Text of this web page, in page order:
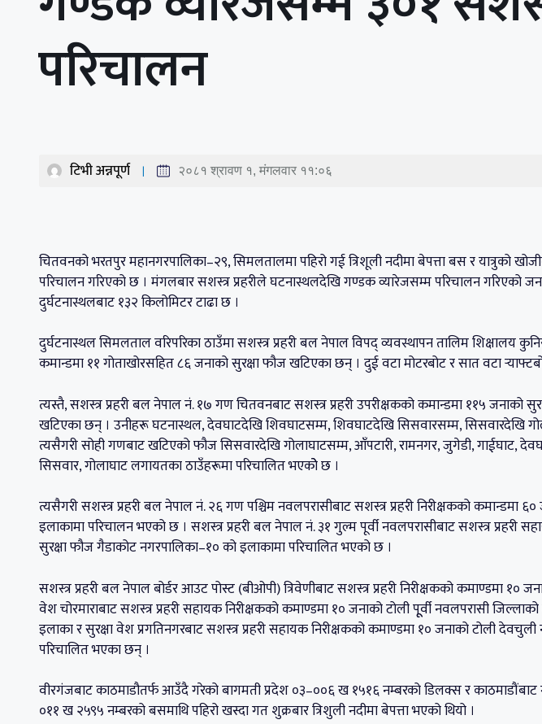
परिचालन
टिभी अन्नपूर्ण २०८१ श्रावण १, मंगलवार ११:०६
चितवनको भरतपुर महानगरपालिका–२९, सिमलतालमा पहिरो गई त्रिशूली नदीमा बेपत्ता बस र यात्रुको
परिचालन गरिएको छ । मंगलबार सशस्त्र प्रहरीले घटनास्थलदेखि गण्डक व्यारेजसम्म परिचालन गरिएको
दुर्घटनास्थलबाट १३२ किलोमिटर टाढा छ ।
दुर्घटनास्थल सिमलताल वरिपरिका ठाउँमा सशस्त्र प्रहरी बल नेपाल विपद् व्यवस्थापन तालिम शिक्षालय
कमान्डमा ११ गोताखोरसहित ८६ जनाको सुरक्षा फौज खटिएका छन् । दुई वटा मोटरबोट र सात वटा
त्यस्तै, सशस्त्र प्रहरी बल नेपाल नं. १७ गण चितवनबाट सशस्त्र प्रहरी उपरीक्षकको कमान्डमा ११५ जनाको
खटिएका छन् । उनीहरू घटनास्थल, देवघाटदेखि शिवघाटसम्म, शिवघाटदेखि सिसवारसम्म, सिसवारदेखि
त्यसैगरी सोही गणबाट खटिएको फौज सिसवारदेखि गोलाघाटसम्म, आँपटारी, रामनगर, जुगेडी, गाईघाट,
सिसवार, गोलाघाट लगायतका ठाउँहरूमा परिचालित भएकोे छ ।
त्यसैगरी सशस्त्र प्रहरी बल नेपाल नं. २६ गण पश्चिम नवलपरासीबाट सशस्त्र प्रहरी निरीक्षकको कमान्डमा
इलाकामा परिचालन भएको छ । सशस्त्र प्रहरी बल नेपाल नं. ३१ गुल्म पूर्वी नवलपरासीबाट सशस्त्र प्रहरी
सुरक्षा फौज गैडाकोट नगरपालिका–१० को इलाकामा परिचालित भएको छ ।
सशस्त्र प्रहरी बल नेपाल बोर्डर आउट पोस्ट (बीओपी) त्रिवेणीबाट सशस्त्र प्रहरी निरीक्षकको कमाण्डमा १०
वेश चोरमाराबाट सशस्त्र प्रहरी सहायक निरीक्षकको कमाण्डमा १० जनाको टोली पूूर्वी नवलपरासी
इलाका र सुरक्षा वेश प्रगतिनगरबाट सशस्त्र प्रहरी सहायक निरीक्षकको कमाण्डमा १० जनाको टोली
परिचालित भएका छन् ।
वीरगंजबाट काठमाडौतर्फ आउँदै गरेको बागमती प्रदेश ०३–००६ ख १५१६ नम्बरको डिलक्स र काठमाडौंबाट
०११ ख २५९५ नम्बरको बसमाथि पहिरो खस्दा गत शुक्रबार त्रिशुली नदीमा बेपत्ता भएको थियो ।